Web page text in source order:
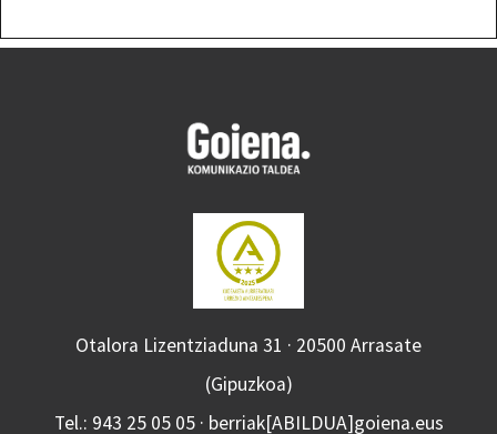
Otalora Lizentziaduna 31 · 20500 Arrasate
(Gipuzkoa)
Tel.: 943 25 05 05 · berriak[ABILDUA]goiena.eus